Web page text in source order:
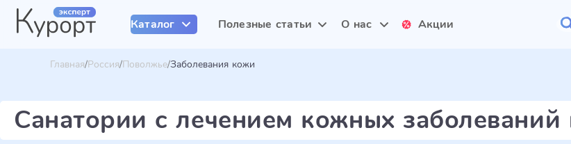
Каталог Полезные статьи О нас Акции
Главная Россия Поволжье Заболевания кожи
Санатории с лечением кожных